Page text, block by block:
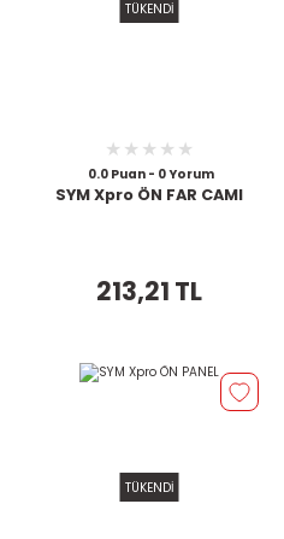
TÜKENDİ
0.0 Puan - 0 Yorum
SYM Xpro ÖN FAR CAMI
213,21 TL
TÜKENDİ